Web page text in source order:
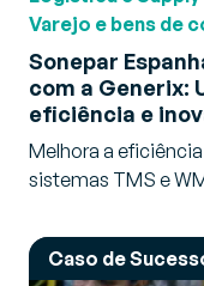
Varejo e bens de
Sonepar
com a Generix:
eficiência e
Melhora a
sistemas TMS e
Caso de